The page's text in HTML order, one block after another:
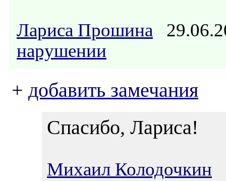
Лариса Прошина
нарушении
+ добавить замечания
Спасибо, Лариса!
Михаил Колодочкин